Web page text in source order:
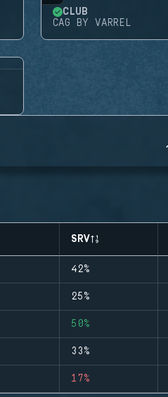
CLUB
CAG BY VARREL
SRV
42%
25%
50%
33%
17%